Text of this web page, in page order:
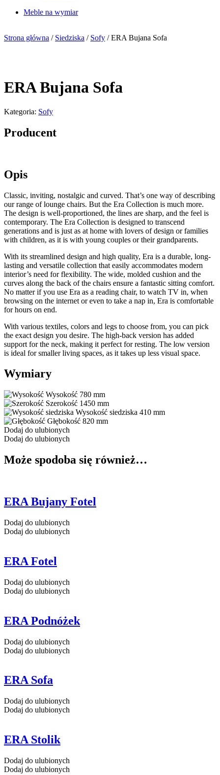
Meble na wymiar
Strona główna / Siedziska / Sofy / ERA Bujana Sofa
ERA Bujana Sofa
Kategoria: Sofy
Producent
Opis
Classic, inviting, nostalgic and curved. That’s one way of describing
our range of lounge chairs. But the Era Collection is much more.
The design is well-proportioned, the lines are sharp, and the feel is
contemporary. The Era Collection is designed to transcend
generations and is just as at home with lovers of design or families
with children, as it is with young couples or their grandparents.
With its streamlined design and high quality, Era is a durable, long-
lasting and versatile collection that easily accommodates modern
interior’s need for flexibility. The wide, molded cushion and the
curves along the back of the chairs ensure a fantastic sitting comfort.
No matter if you use Era as a reading chair, to watch TV in, when
browsing on the internet or even to take a nap in, Era is comfortable
for hours on end.
With various textiles, colors and legs to choose from, you can pick
the exact design you desire. The high-back version has added
support for the neck, making it perfect for resting. The low version
is ideal for smaller living spaces, as it takes up less visual space.
Wymiary
Wysokość 780 mm
Szerokość 1450 mm
Wysokość siedziska 410 mm
Głębokość 820 mm
Dodaj do ulubionych
Dodaj do ulubionych
Może spodoba się również…
ERA Bujany Fotel
Dodaj do ulubionych
Dodaj do ulubionych
ERA Fotel
Dodaj do ulubionych
Dodaj do ulubionych
ERA Podnóżek
Dodaj do ulubionych
Dodaj do ulubionych
ERA Sofa
Dodaj do ulubionych
Dodaj do ulubionych
ERA Stolik
Dodaj do ulubionych
Dodaj do ulubionych